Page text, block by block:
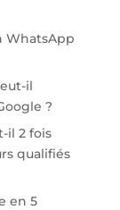
WhatsApp
il
?
il 2 fois
qualifiés
en 5